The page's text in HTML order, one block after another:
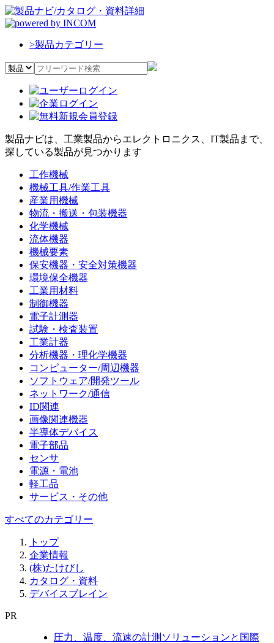
>製品カテゴリー
製品ナビは、工業製品からエレクトロニクス、IT製品まで、
探している製品が見つかります
工作機械
機械工具/作業工具
産業用機械
物流・搬送・包装機器
化学機械
流体機器
機械要素
保安機器・安全対策機器
環境保全機器
工業用材料
制御機器
電子計測器
試験・検査装置
工業計器
分析機器・理化学機器
コンピューター/周辺機器
ソフトウェア/開発ツール
ネットワーク/通信
ID関連
画像関連機器
半導体デバイス
電子部品
センサ
電源・電池
軽工品
サービス・その他
すべてのカテゴリー
トップ
企業情報
(株)たけびし
カタログ・資料
デバイスブレイン
PR
圧力、温度、流速の計測ソリューションと国際